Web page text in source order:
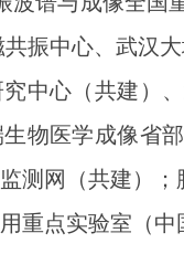
振中心、武汉
中心（共建）
物医学成像省
测网（共建）
重点实验室（